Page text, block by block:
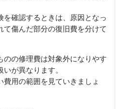
を確認するときは、原因となっ
て傷んだ部分の復旧費を分けて
のの修理費は対象外になりやす
が異なります。
費用の範囲を見ていきましょ